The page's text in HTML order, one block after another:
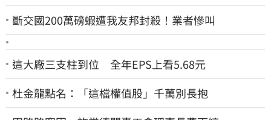
斷交國200萬磅蝦遭我友邦封殺！業者慘叫
這大廠三支柱到位 全年EPS上看5.68元
杜金龍點名：「這檔權值股」千萬別長抱